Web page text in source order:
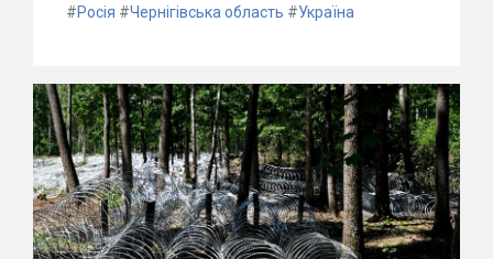
#Росія #Чернігівська область #Україна